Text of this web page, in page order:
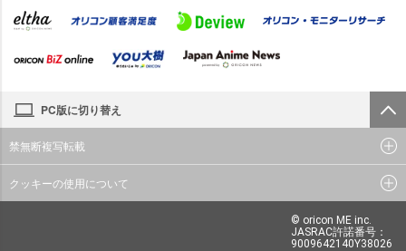
PC版に切り替え
禁無断複写転載
クッキーの使用について
© oricon ME inc.
JASRAC許諾番号：
9009642140Y38026